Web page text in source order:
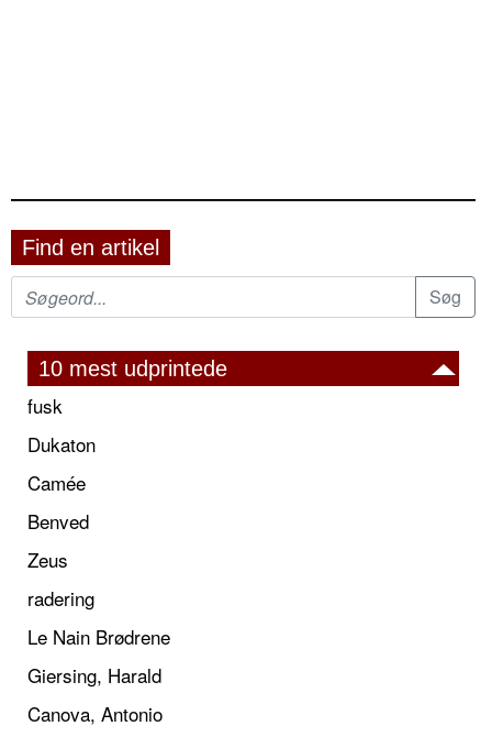
Find en artikel
10 mest udprintede
fusk
Dukaton
Camée
Benved
Zeus
radering
Le Nain Brødrene
Giersing, Harald
Canova, Antonio